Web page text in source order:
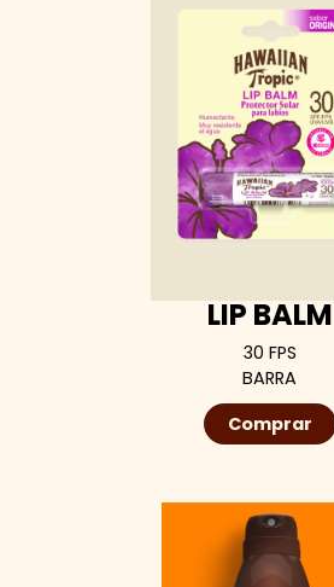
LIP BALM
30 FPS
BARRA
Comprar